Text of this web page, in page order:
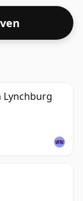
Lynchburg